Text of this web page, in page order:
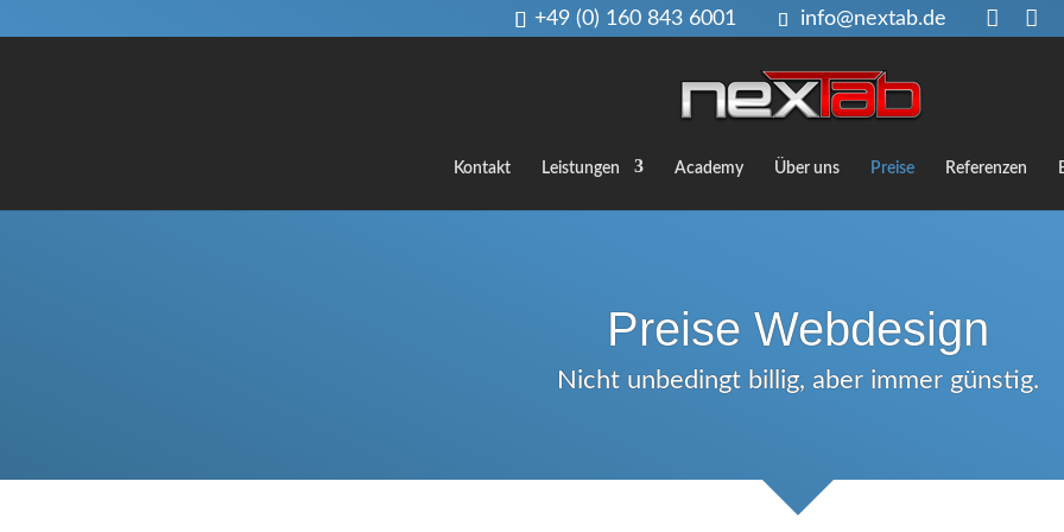
+49 (0) 160 843 6001 info@nextab.de
Kontakt Leistungen Academy Über uns Preise Referenzen
Preise Webdesign
Nicht unbedingt billig, aber immer günstig.